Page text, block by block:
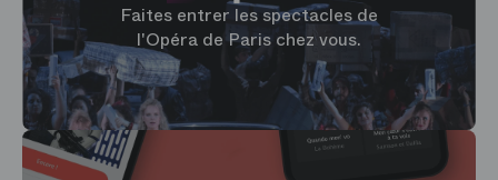
Faites entrer les spectacles de
l'Opéra de Paris chez vous.